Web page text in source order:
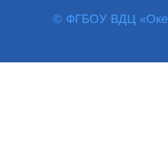
© ФГБОУ ВДЦ